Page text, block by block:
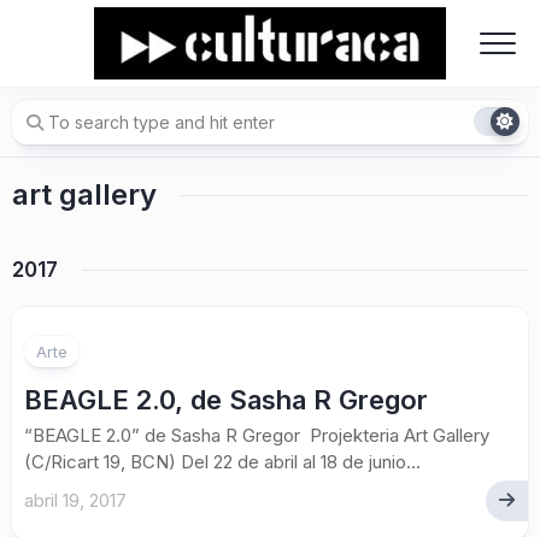
art gallery
2017
Arte
BEAGLE 2.0, de Sasha R Gregor
“BEAGLE 2.0” de Sasha R Gregor Projekteria Art Gallery
(C/Ricart 19, BCN) Del 22 de abril al 18 de junio...
abril 19, 2017